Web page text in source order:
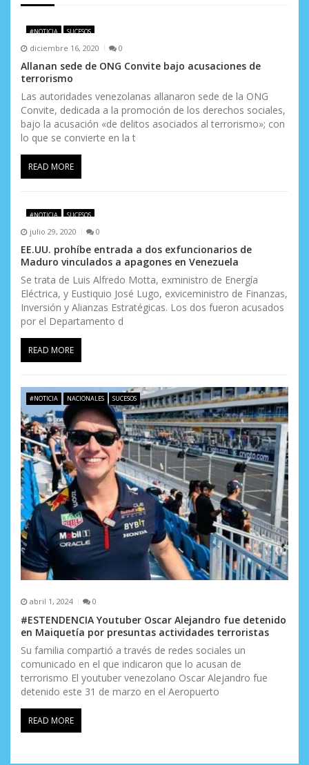
d
e
e
n
t
r
a
d
a
s
#NOTICIA SUCESOS
diciembre 16, 2020 0
Allanan sede de ONG Convite bajo acusaciones de
terrorismo
Las autoridades venezolanas allanaron sede de la ONG
Convite, dedicada a la promoción de los derechos sociales,
bajo la acusación «de delitos asociados al terrorismo»; con
lo que se convierte en la t
READ MORE
#NOTICIA SUCESOS
julio 29, 2020 0
EE.UU. prohíbe entrada a dos exfuncionarios de
Maduro vinculados a apagones en Venezuela
Se trata de Luis Alfredo Motta, exministro de Energía
Eléctrica, y Eustiquio José Lugo, exviceministro de Finanzas,
Inversión y Alianzas Estratégicas. Los dos fueron acusados
por el Departamento d
READ MORE
#NOTICIA NACIONALES SUCESOS
abril 1, 2024 0
#ESTENDENCIA Youtuber Oscar Alejandro fue detenido
en Maiquetía por presuntas actividades terroristas
Su familia compartió a través de redes sociales un
comunicado en el que indicaron que lo acusan de
terrorismo El youtuber venezolano Oscar Alejandro fue
detenido este 31 de marzo en el Aeropuerto
READ MORE